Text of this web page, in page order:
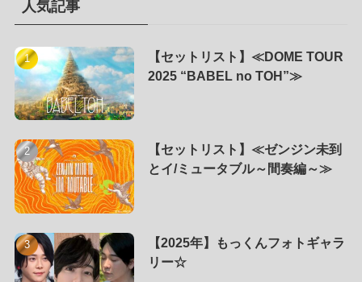
人気記事
【セットリスト】≪DOME TOUR
2025 “BABEL no TOH”≫
【セットリスト】≪ゼンジン未到
とイ/ミュータブル～間奏編～≫
【2025年】もっくんフォトギャラ
リー☆